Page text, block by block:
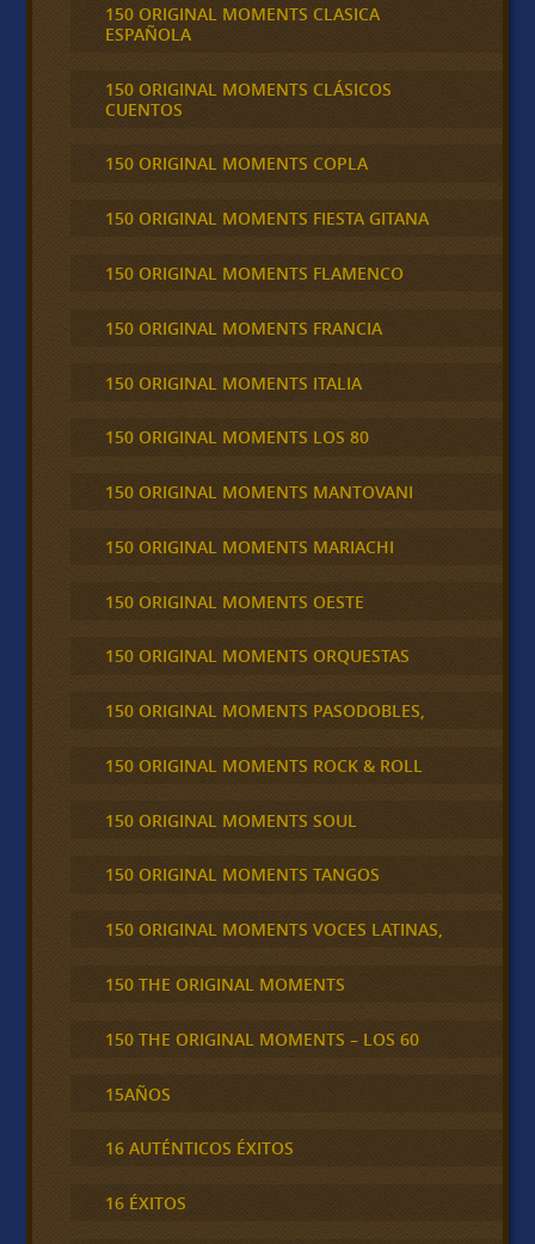
150 ORIGINAL MOMENTS CLASICA
ESPAÑOLA
150 ORIGINAL MOMENTS CLÁSICOS
CUENTOS
150 ORIGINAL MOMENTS COPLA
150 ORIGINAL MOMENTS FIESTA GITANA
150 ORIGINAL MOMENTS FLAMENCO
150 ORIGINAL MOMENTS FRANCIA
150 ORIGINAL MOMENTS ITALIA
150 ORIGINAL MOMENTS LOS 80
150 ORIGINAL MOMENTS MANTOVANI
150 ORIGINAL MOMENTS MARIACHI
150 ORIGINAL MOMENTS OESTE
150 ORIGINAL MOMENTS ORQUESTAS
150 ORIGINAL MOMENTS PASODOBLES,
150 ORIGINAL MOMENTS ROCK & ROLL
150 ORIGINAL MOMENTS SOUL
150 ORIGINAL MOMENTS TANGOS
150 ORIGINAL MOMENTS VOCES LATINAS,
150 THE ORIGINAL MOMENTS
150 THE ORIGINAL MOMENTS – LOS 60
15AÑOS
16 AUTÉNTICOS ÉXITOS
16 ÉXITOS